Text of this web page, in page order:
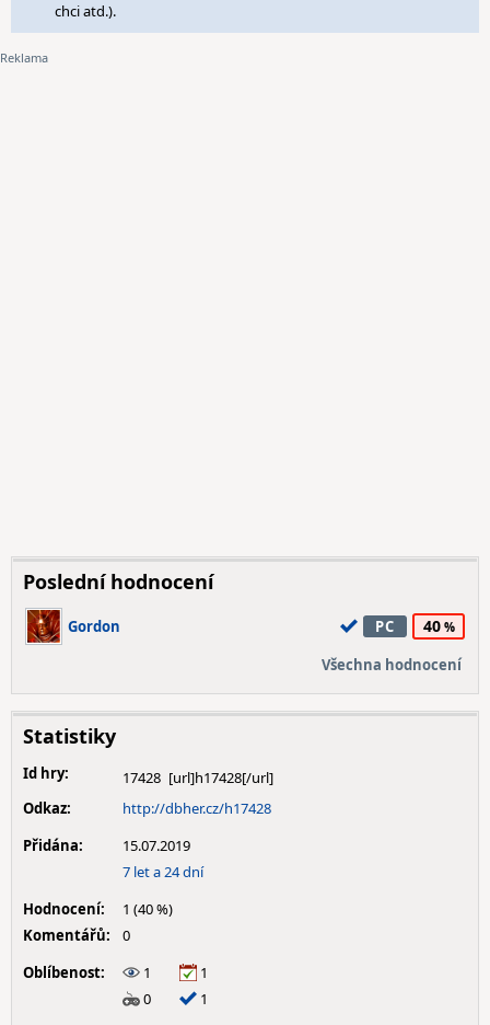
chci atd.).
Poslední hodnocení
Gordon PC 40
Všechna hodnocení
Statistiky
Id hry:
17428
Odkaz:
http://dbher.cz/h17428
Přidána:
15.07.2019
7 let a 24 dní
Hodnocení:
1 (40 %)
Komentářů:
0
Oblíbenost:
1
1
0
1